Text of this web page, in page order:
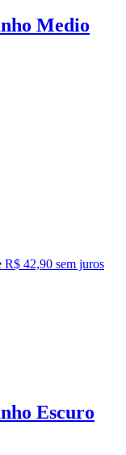
Medio
R$ 42,90 sem juros
Escuro